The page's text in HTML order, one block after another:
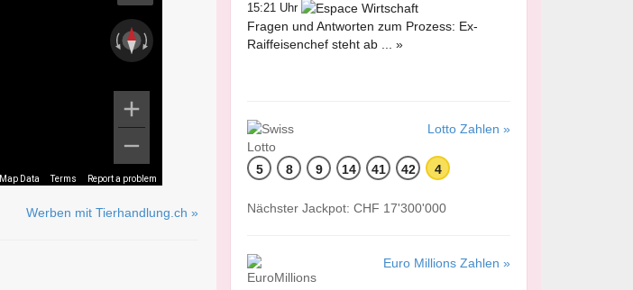
Map Data Terms Report a problem
Werben mit Tierhandlung.ch »
15:21 Uhr
Fragen und Antworten zum Prozess: Ex-
Raiffeisenchef steht ab ... »
Lotto Zahlen »
5 8 9 14 41 42 4
Nächster Jackpot: CHF 17'300'000
Euro Millions Zahlen »